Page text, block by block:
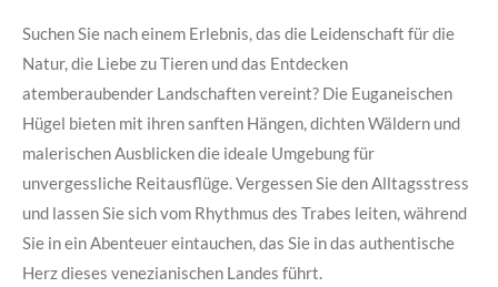
Suchen Sie nach einem Erlebnis, das die Leidenschaft für die
Natur, die Liebe zu Tieren und das Entdecken
atemberaubender Landschaften vereint? Die Euganeischen
Hügel bieten mit ihren sanften Hängen, dichten Wäldern und
malerischen Ausblicken die ideale Umgebung für
unvergessliche Reitausflüge. Vergessen Sie den Alltagsstress
und lassen Sie sich vom Rhythmus des Trabes leiten, während
Sie in ein Abenteuer eintauchen, das Sie in das authentische
Herz dieses venezianischen Landes führt.